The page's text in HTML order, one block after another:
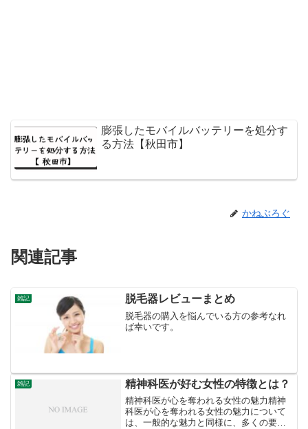
膨張したモバイルバッテリーを処分す
る方法【秋田市】
かねぶろぐ
関連記事
雑記 脱毛器レビューまとめ
脱毛器の購入を悩んでいる方の参考なれ
ば幸いです。
雑記 精神科医が好む女性の特徴とは？
精神科医が心を奪われる女性の魅力精神
科医が心を奪われる女性の魅力について
は、一般的な魅力と同様に、多くの要素